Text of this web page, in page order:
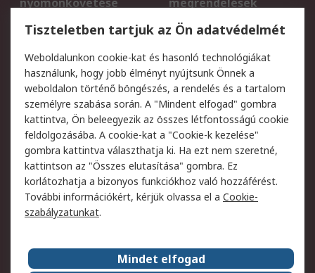
nyomonkövetése
megrendelések
Regisztráció
Szállítás
Termékvisszaküldés
Szolgáltatások
Jogi
Adatvédelmi
szabályzat
Az RS értékesítési
feltételei
Cookie szabályzat
Email biztonság
Webhelyre vonatkozó
feltételek
Weboldal felhasználói
szabályzata
Képviseletek
Tiszteletben tartjuk az Ön adatvédelmét
Weboldalunkon cookie-kat és hasonló technológiákat
használunk, hogy jobb élményt nyújtsunk Önnek a
weboldalon történő böngészés, a rendelés és a tartalom
személyre szabása során. A "Mindent elfogad" gombra
kattintva, Ön beleegyezik az összes létfontosságú cookie
feldolgozásába. A cookie-kat a "Cookie-k kezelése"
gombra kattintva választhatja ki. Ha ezt nem szeretné,
kattintson az "Összes elutasítása" gombra. Ez
korlátozhatja a bizonyos funkciókhoz való hozzáférést.
További információkért, kérjük olvassa el a Cookie-
szabályzatunkat.
Mindet elfogad